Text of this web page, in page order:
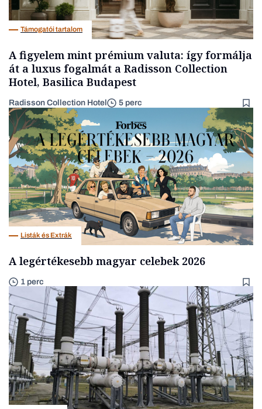
Támogatói tartalom
A figyelem mint prémium valuta: így formálja
át a luxus fogalmát a Radisson Collection
Hotel, Basilica Budapest
Radisson Collection Hotel 5 perc
Listák és Extrák
A legértékesebb magyar celebek 2026
1 perc